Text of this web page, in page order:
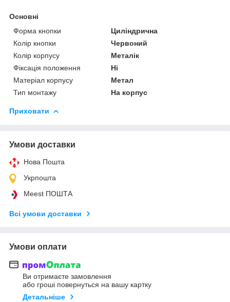
Основні
Форма кнопки
Циліндрична
Колір кнопки
Червоний
Колір корпусу
Металік
Фіксація положення
Ні
Матеріал корпусу
Метал
Тип монтажу
На корпус
Приховати
Умови доставки
Нова Пошта
Укрпошта
Meest ПОШТА
Всі умови доставки
Умови оплати
Ви отримаєте замовлення
або гроші повернуться на вашу картку
Детальніше